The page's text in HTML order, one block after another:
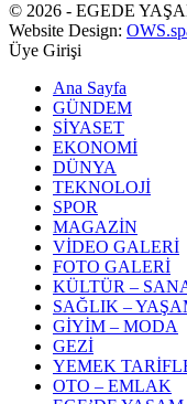
© 2026 - EGEDE
Website Design:
Üye Girişi
Ana Sayfa
GÜNDEM
SİYASET
EKONOMİ
DÜNYA
TEKNOLOJİ
SPOR
MAGAZİN
VİDEO GALERİ
FOTO GALERİ
KÜLTÜR –
SAĞLIK –
GİYİM – MODA
GEZİ
YEMEK
OTO – EMLAK